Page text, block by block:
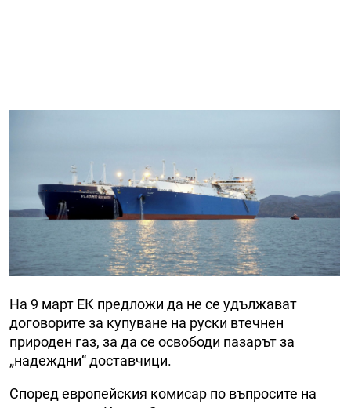
На 9 март ЕК предложи да не се удължават
договорите за купуване на руски втечнен
природен газ, за да се освободи пазарът за
„надеждни“ доставчици.
Според европейския комисар по въпросите на